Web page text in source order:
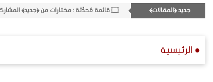
جديد ﴿المقالات﴾ ۝ قائمة مُحدَّثة : مختارات من ﴿جديد﴾ المشاركات.
● الرئيسية